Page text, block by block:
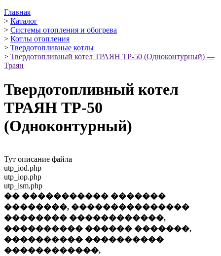
Главная
> Каталог
> Системы отопления и обогрева
> Котлы отопления
> Твердотопливные котлы
> Твердотопливный котел ТРАЯН ТР-50 (Одноконтурный) —
Траян
Твердотопливный котел
ТРАЯН ТР-50
(Одноконтурный)
Тут описание файла
utp_iod.php
utp_iop.php
utp_ism.php
�� ����������� �������
��������, ���������������
�������� ������������,
���������� ������ �������,
���������� ����������
������������,